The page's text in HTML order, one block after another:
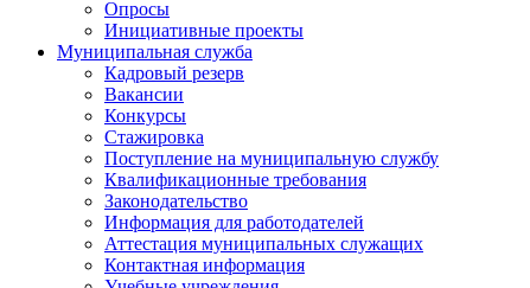
Опросы
Инициативные проекты
Муниципальная служба
Кадровый резерв
Вакансии
Конкурсы
Стажировка
Поступление на муниципальную службу
Квалификационные требования
Законодательство
Информация для работодателей
Аттестация муниципальных служащих
Контактная информация